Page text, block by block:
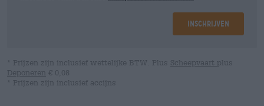
Inschrijven
* Prijzen zijn inclusief wettelijke BTW. Plus Scheepvaart plus
Deponeren € 0,08
* Prijzen zijn inclusief accijns